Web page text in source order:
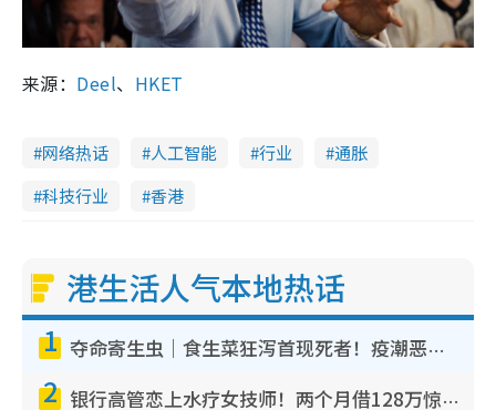
来源： Deel、 HKET
网络热话 人工智能 行业
通胀
科技行业
香港
港生活人气本地热话
1 夺命寄生虫｜食生菜狂泻首现死者！疫潮恶化录1.8万宗病例 揭洗菜3大谬误
2 银行高管恋上水疗女技师！两个月借128万惊觉“沉船”沉落火海 揭背后疑似邪教操控卖淫